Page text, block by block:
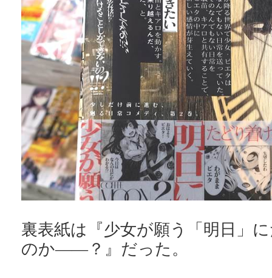
裏表紙は『少女が願う「明日」
のか――？』だった。